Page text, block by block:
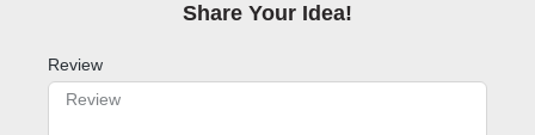
Share Your Idea!​
Review